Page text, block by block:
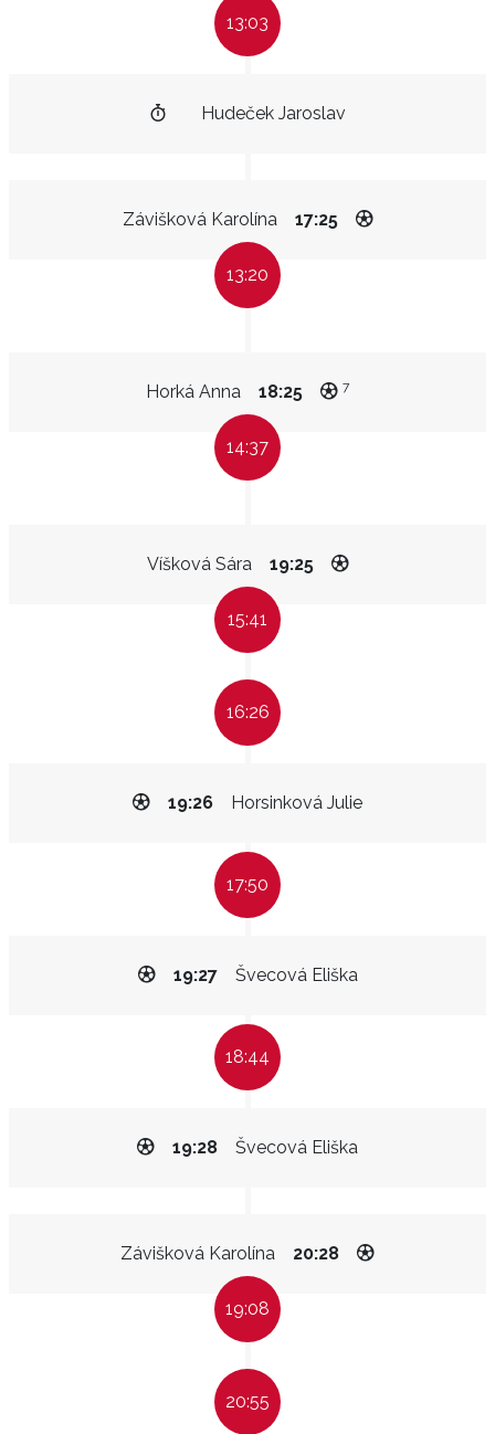
13:03
Hudeček Jaroslav
Závišková Karolína 17:25
13:20
Horká Anna 18:25 7
14:37
Víšková Sára 19:25
15:41
16:26
Horsinková Julie
19:26
17:50
Švecová Eliška
19:27
18:44
Švecová Eliška
19:28
Závišková Karolína 20:28
19:08
20:55